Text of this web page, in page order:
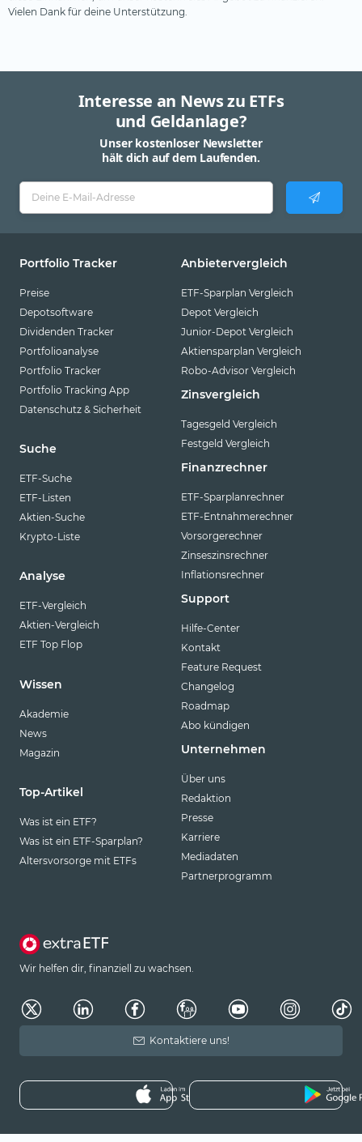
Vielen Dank für deine Unterstützung.
Interesse an News zu ETFs
und Geldanlage?
Unser kostenloser Newsletter
hält dich auf dem Laufenden.
Portfolio Tracker
Preise
Depotsoftware
Dividenden Tracker
Portfolioanalyse
Portfolio Tracker
Portfolio Tracking App
Datenschutz & Sicherheit
Suche
ETF-Suche
ETF-Listen
Aktien-Suche
Krypto-Liste
Analyse
ETF-Vergleich
Aktien-Vergleich
ETF Top Flop
Wissen
Akademie
News
Magazin
Top-Artikel
Was ist ein ETF?
Was ist ein ETF-Sparplan?
Altersvorsorge mit ETFs
Anbietervergleich
ETF-Sparplan Vergleich
Depot Vergleich
Junior-Depot Vergleich
Aktiensparplan Vergleich
Robo-Advisor Vergleich
Zinsvergleich
Tagesgeld Vergleich
Festgeld Vergleich
Finanzrechner
ETF-Sparplanrechner
ETF-Entnahmerechner
Vorsorgerechner
Zinseszinsrechner
Inflationsrechner
Support
Hilfe-Center
Kontakt
Feature Request
Changelog
Roadmap
Abo kündigen
Unternehmen
Über uns
Redaktion
Presse
Karriere
Mediadaten
Partnerprogramm
Wir helfen dir, finanziell zu wachsen.
Kontaktiere uns!